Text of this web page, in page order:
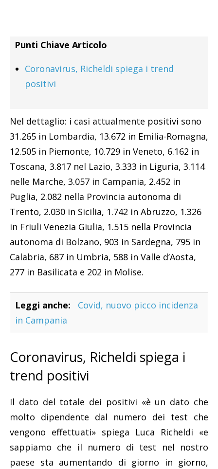
Punti Chiave Articolo
Coronavirus, Richeldi spiega i trend
positivi
Nel dettaglio: i casi attualmente positivi sono
31.265 in Lombardia, 13.672 in Emilia-Romagna,
12.505 in Piemonte, 10.729 in Veneto, 6.162 in
Toscana, 3.817 nel Lazio, 3.333 in Liguria, 3.114
nelle Marche, 3.057 in Campania, 2.452 in
Puglia, 2.082 nella Provincia autonoma di
Trento, 2.030 in Sicilia, 1.742 in Abruzzo, 1.326
in Friuli Venezia Giulia, 1.515 nella Provincia
autonoma di Bolzano, 903 in Sardegna, 795 in
Calabria, 687 in Umbria, 588 in Valle d’Aosta,
277 in Basilicata e 202 in Molise.
Leggi anche:
Covid, nuovo picco incidenza
in Campania
Coronavirus, Richeldi spiega i
trend positivi
Il dato del totale dei positivi «è un dato che
molto dipendente dal numero dei test che
vengono effettuati» spiega Luca Richeldi «e
sappiamo che il numero di test nel nostro
paese sta aumentando di giorno in giorno,